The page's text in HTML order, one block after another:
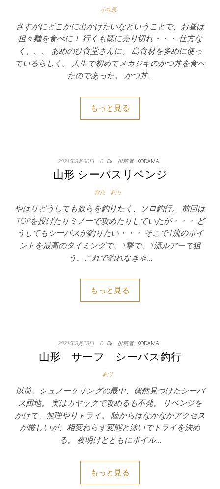
小笠原
さすがにどこかに出かけたいなということで、お昼は
担々麺を食べに！ 行くも既に売り切れ・・・ 仕方な
く、、、 あめのひ食堂さんに。 島食材を多めに使っ
ているらしく。 人生で初めてメカジキのかつ丼を食べ
たのであった。 かつ丼…
もっと見る
2021年8月30日 0 投稿者: KODAMA
山形 シーバスリベンジ
育児 釣り
やはりどうしても奴らを釣りたく、ソロ釣行。 前回は
TOPを投げたりミノーで攻めたりしていたが・・・ ど
うしてもシーバスが釣りたい・・・ そこで1流のポイ
ントを最高のタイミングで、1撃で、1流ルアーで狙
う。これで釣れなきゃ…
もっと見る
2021年8月28日 0 投稿者: KODAMA
山形 サーフ シーバス釣行
釣り
以前、シュノーケリングの最中、偶然見つけたシーバ
ス団地。 実はカヤックで攻めるも不発。 リベンジを
かけて、無理やりトライ。 陸からはなかなかアクセス
が厳しいが、相変わらず変態と泳いでトライを決め
る。 夜明けとともにボイル…
もっと見る